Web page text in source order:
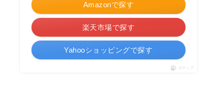
Amazonで探す
楽天市場で探す
Yahooショッピングで探す
ポチップ